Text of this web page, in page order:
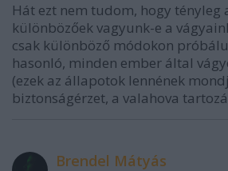
Hát ezt nem tudom, hogy tényleg
különbözőek vagyunk-e a
csak különböző módokon
hasonló, minden ember által
(ezek az állapotok lennének
biztonságérzet, a valahova
Brendel Mátyás